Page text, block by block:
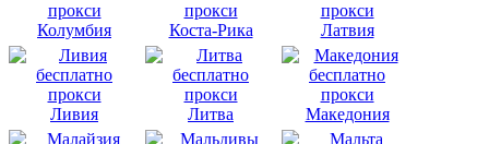
Колумбия Коста-Рика Латвия
Ливия Литва Македония